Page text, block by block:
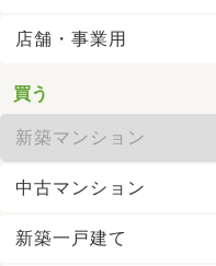
店舗・事業用
買う
新築マンション
中古マンション
新築一戸建て